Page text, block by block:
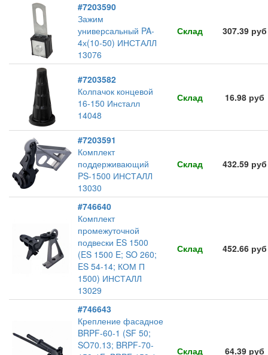
#7203590
Зажим
универсальный PA-
4х(10-50) ИНСТАЛЛ
13076
Склад 307.39 руб
#7203582
Колпачок концевой
16-150 Инсталл
14048
Склад 16.98 руб
#7203591
Комплект
поддерживающий
PS-1500 ИНСТАЛЛ
13030
Склад 432.59 руб
#746640
Комплект
промежуточной
подвески ES 1500
(ES 1500 E; SO 260;
ES 54-14; КОМ П
1500) ИНСТАЛЛ
13029
Склад 452.66 руб
#746643
Крепление фасадное
BRPF-60-1 (SF 50;
SO70.13; BRPF-70-
Склад 64.39 руб